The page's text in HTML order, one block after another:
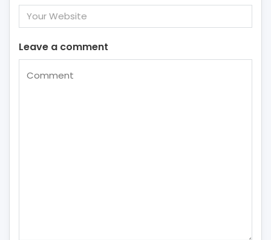
Leave a comment